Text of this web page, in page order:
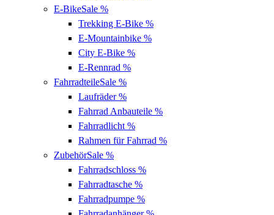
E-BikeSale %
Trekking E-Bike %
E-Mountainbike %
City E-Bike %
E-Rennrad %
FahrradteileSale %
Laufräder%
Fahrrad Anbauteile %
Fahrradlicht %
Rahmen für Fahrrad %
ZubehörSale %
Fahrradschloss %
Fahrradtasche %
Fahrradpumpe %